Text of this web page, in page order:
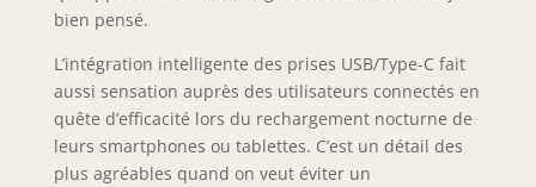
bien pensé.
L’intégration intelligente des prises USB/Type-C fait
aussi sensation auprès des utilisateurs connectés en
quête d’efficacité lors du rechargement nocturne de
leurs smartphones ou tablettes. C’est un détail des
plus agréables quand on veut éviter un